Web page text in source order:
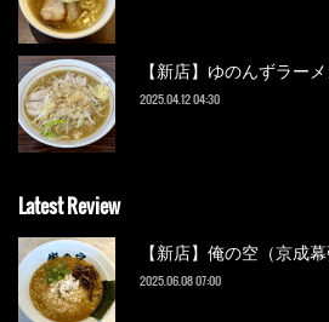
【新店】ゆのんずラーメ
2025.04.12 04:30
Latest Review
【新店】俺の空（京成幕
2025.06.08 07:00